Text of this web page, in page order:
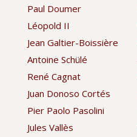
Paul Doumer
Léopold II
Jean Galtier-Boissière
Antoine Schülé
René Cagnat
Juan Donoso Cortés
Pier Paolo Pasolini
Jules Vallès